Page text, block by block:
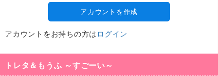
アカウントを作成
アカウントをお持ちの方は ログイン
トレタ＆もうふ ～すごーい～